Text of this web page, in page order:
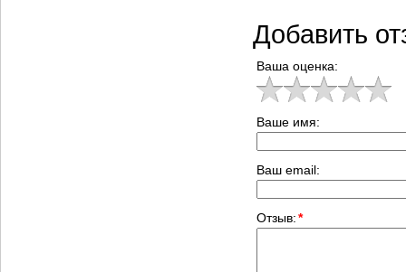
Добавить
Ваша оценка:
Ваше имя:
Ваш email:
Отзыв:*